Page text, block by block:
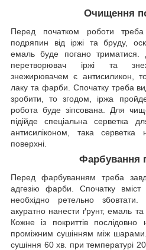
Очищення
Перед початком роботи треба
подряпин від іржі та бруду,
емаль буде погано триматися.
перетворювач іржі та
знежирювачем є антисиликон,
лаку та фарби. Спочатку треба
зробити, то згодом, іржа
робота буде зіпсована. Для
підійде спеціальна серветка
антисиліконом, така
поверхні.
Фарбування
Перед фарбуванням треба
адгезію фарби. Спочатку
необхідно ретельно
акуратно нанести ґрунт, емаль
Кожне із покриттів
проміжним сушінням між
сушіння 60 хв. при температурі